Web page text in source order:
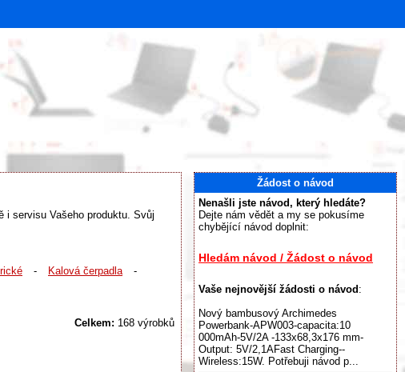
i servisu Vašeho produktu. Svůj
- Kalová čerpadla
-
Celkem: 168 výrobků
Žádost o návod
Nenašli jste návod, který hledáte?
Dejte nám vědět a my se pokusíme
chybějící návod doplnit:
Hledám návod / Žádost o návod
Vaše nejnovější žádosti o návod :
Nový bambusový Archimedes
Powerbank-APW003-capacita:10
000mAh-5V/2A -133x68,3x176 mm-
Output: 5V/2,1AFast Charging--
Wireless:15W. Potřebuji návod p...